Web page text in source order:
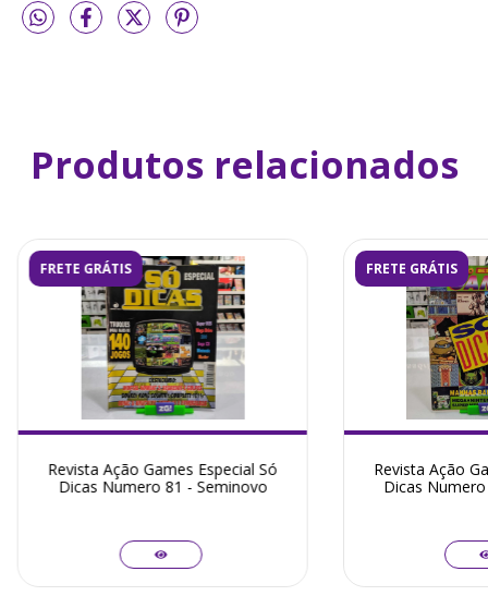
Produtos relacionados
FRETE GRÁTIS
Revista Ação Games Especial Só
Dicas Numero 81 - Seminovo
FRETE GRÁTIS
Revista Ação
Dicas